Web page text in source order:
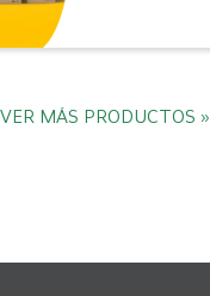
VER MÁS PRODUCTOS »